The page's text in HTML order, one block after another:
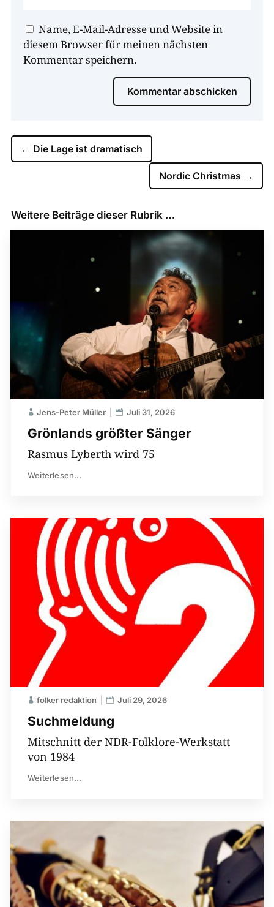
Name, E-Mail-Adresse und Website in
diesem Browser für meinen nächsten
Kommentar speichern.
Kommentar abschicken
← Die Lage ist dramatisch
Nordic Christmas →
Weitere Beiträge dieser Rubrik …
Grönlands größter Sänger
Jens-Peter Müller Juli 31, 2026
Rasmus Lyberth wird 75
Weiterlesen...
Suchmeldung
folker redaktion Juli 29, 2026
Mitschnitt der NDR-Folklore-Werkstatt
von 1984
Weiterlesen...